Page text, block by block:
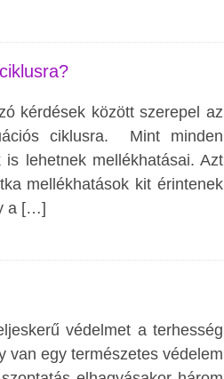
kérdések között szerepel az
ciklusra. Mint minden
lehetnek mellékhatásai. Azt
mellékhatások kit érintenek
a […]
védelmet a terhesség
van egy természetes védelem